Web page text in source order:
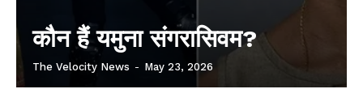
कौन हैं यमुना संगरासिवम?
The Velocity News - May 23, 2026